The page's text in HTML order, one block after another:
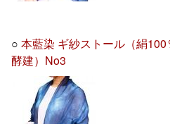
○本藍染 ギ紗ストール（絹
酵建）No3